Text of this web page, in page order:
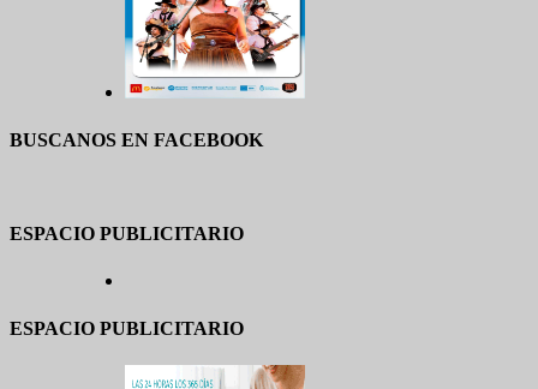
BUSCANOS EN FACEBOOK
ESPACIO PUBLICITARIO
ESPACIO PUBLICITARIO